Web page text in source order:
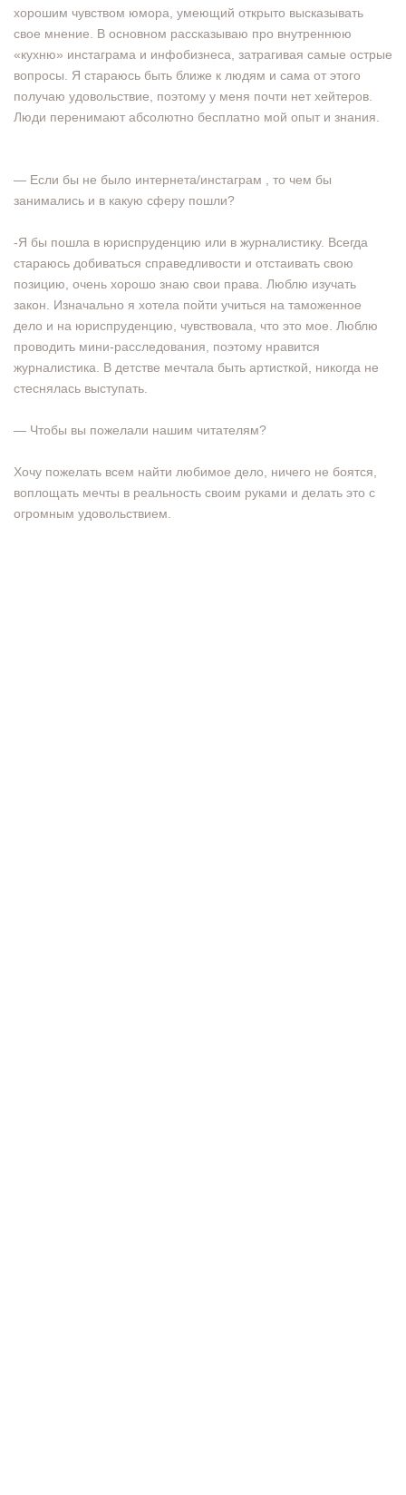
хорошим чувством юмора, умеющий открыто высказывать
свое мнение. В основном рассказываю про внутреннюю
«кухню» инстаграма и инфобизнеса, затрагивая самые острые
вопросы. Я стараюсь быть ближе к людям и сама от этого
получаю удовольствие, поэтому у меня почти нет хейтеров.
Люди перенимают абсолютно бесплатно мой опыт и знания.
— Если бы не было интернета/инстаграм , то чем бы
занимались и в какую сферу пошли?
-Я бы пошла в юриспруденцию или в журналистику. Всегда
стараюсь добиваться справедливости и отстаивать свою
позицию, очень хорошо знаю свои права. Люблю изучать
закон. Изначально я хотела пойти учиться на таможенное
дело и на юриспруденцию, чувствовала, что это мое. Люблю
проводить мини-расследования, поэтому нравится
журналистика. В детстве мечтала быть артисткой, никогда не
стеснялась выступать.
— Чтобы вы пожелали нашим читателям?
Хочу пожелать всем найти любимое дело, ничего не боятся,
воплощать мечты в реальность своим руками и делать это с
огромным удовольствием.